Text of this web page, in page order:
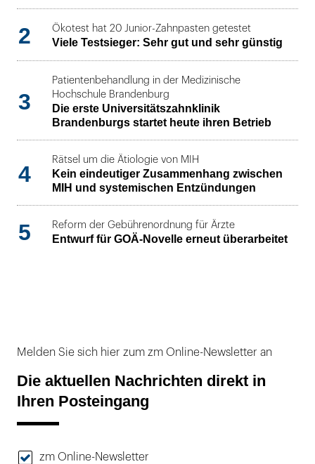
2 Ökotest hat 20 Junior-Zahnpasten getestet
Viele Testsieger: Sehr gut und sehr günstig
3
Patientenbehandlung in der Medizinische
Hochschule Brandenburg
Die erste Universitätszahnklinik
Brandenburgs startet heute ihren Betrieb
4
Rätsel um die Ätiologie von MIH
Kein eindeutiger Zusammenhang zwischen
MIH und systemischen Entzündungen
5 Reform der Gebührenordnung für Ärzte
Entwurf für GOÄ-Novelle erneut überarbeitet
Melden Sie sich hier zum zm Online-Newsletter an
Die aktuellen Nachrichten direkt in
Ihren Posteingang
zm Online-Newsletter